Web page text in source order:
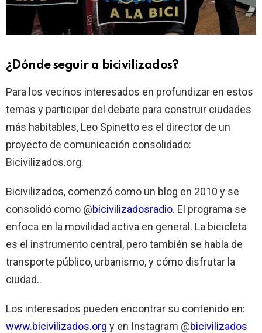
¿Dónde seguir a bicivilizados?
Para los vecinos interesados en profundizar en estos
temas y participar del debate para construir ciudades
más habitables, Leo Spinetto es el director de un
proyecto de comunicación consolidado:
Bicivilizados.org.
Bicivilizados, comenzó como un blog en 2010 y se
consolidó como @bicivilizadosradio. El programa se
enfoca en la movilidad activa en general. La bicicleta
es el instrumento central, pero también se habla de
transporte público, urbanismo, y cómo disfrutar la
ciudad..
Los interesados pueden encontrar su contenido en:
www.bicivilizados.org y en Instagram @bicivilizados